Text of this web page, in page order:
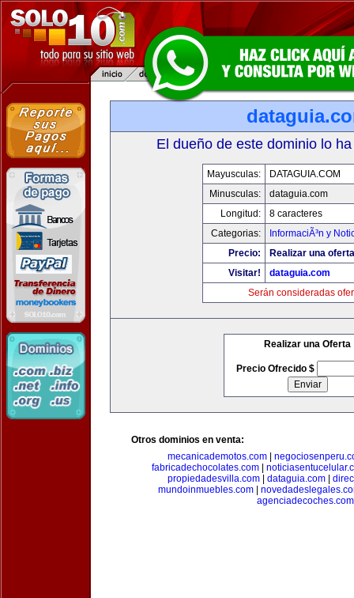
El dueño de este dominio lo
Mayusculas:
DATAGUIA.COM
Minusculas:
dataguia.com
Longitud:
8 caracteres
Categorias:
InformaciÃ³n y
Precio:
Realizar una
Visitar!
dataguia.com
Serán consideradas
Realizar una Oferta
Precio Ofrecido $
Otros dominios en venta:
mecanicademotos.com|
fabricadechocolates.com|
propiedadesvilla.com| dataguia.com|
mundoinmuebles.com
agenciadecoches.com